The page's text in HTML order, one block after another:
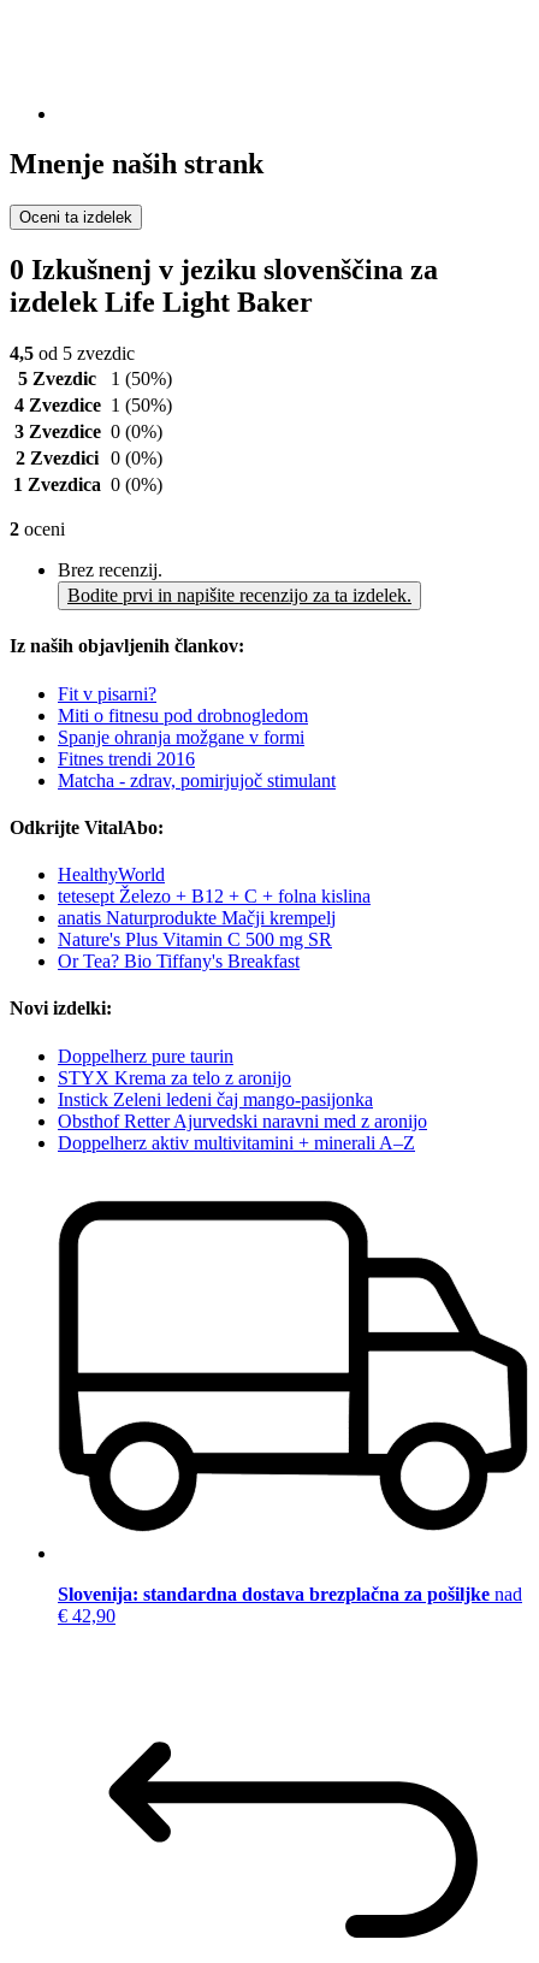
Mnenje naših strank
Oceni ta izdelek
0 Izkušnenj v jeziku slovenščina za
izdelek Life Light Baker
4,5 od 5 zvezdic
5 Zvezdic
1 (50%)
4 Zvezdice 1 (50%)
3 Zvezdice 0 (0%)
2 Zvezdici 0 (0%)
1 Zvezdica 0 (0%)
2 oceni
Brez recenzij.
Bodite prvi in napišite recenzijo za ta izdelek.
Iz naših objavljenih člankov:
Fit v pisarni?
Miti o fitnesu pod drobnogledom
Spanje ohranja možgane v formi
Fitnes trendi 2016
Matcha - zdrav, pomirjujoč stimulant
Odkrijte VitalAbo:
HealthyWorld
tetesept Železo + B12 + C + folna kislina
anatis Naturprodukte Mačji krempelj
Nature's Plus Vitamin C 500 mg SR
Or Tea? Bio Tiffany's Breakfast
Novi izdelki:
Doppelherz pure taurin
STYX Krema za telo z aronijo
Instick Zeleni ledeni čaj mango-pasijonka
Obsthof Retter Ajurvedski naravni med z aronijo
Doppelherz aktiv multivitamini + minerali A–Z
Slovenija: standardna dostava brezplačna za pošiljke nad
€ 42,90